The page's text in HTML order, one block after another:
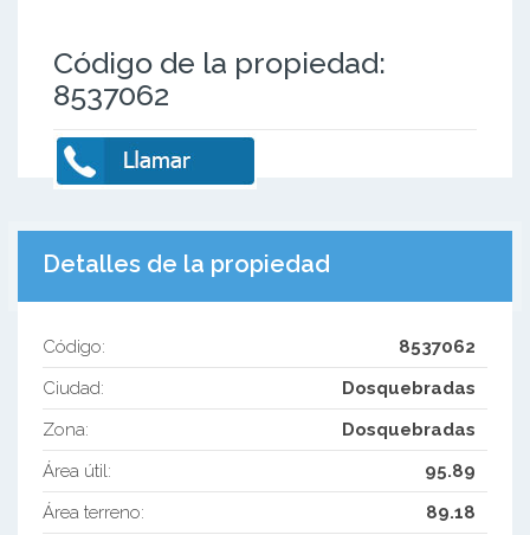
Código de la propiedad:
8537062
Detalles de la propiedad
Código:
8537062
Ciudad:
Dosquebradas
Zona:
Dosquebradas
Área útil:
95.89
Área terreno:
89.18